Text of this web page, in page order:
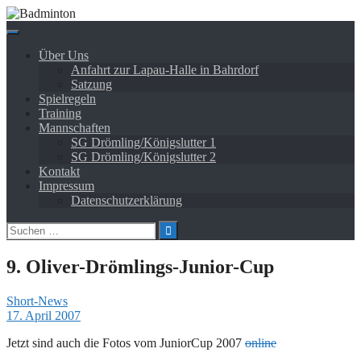
Springe
zum
Über Uns
Anfahrt zur Lapau-Halle in Bahrdorf
Satzung
Spielregeln
Training
Mannschaften
SG Drömling/Königslutter 1
SG Drömling/Königslutter 2
Kontakt
Impressum
Datenschutzerklärung
Suchen
nach:
9. Oliver-Drömlings-Junior-Cup
Short-News
17. April 2007
Jetzt sind auch die Fotos vom JuniorCup 2007 online